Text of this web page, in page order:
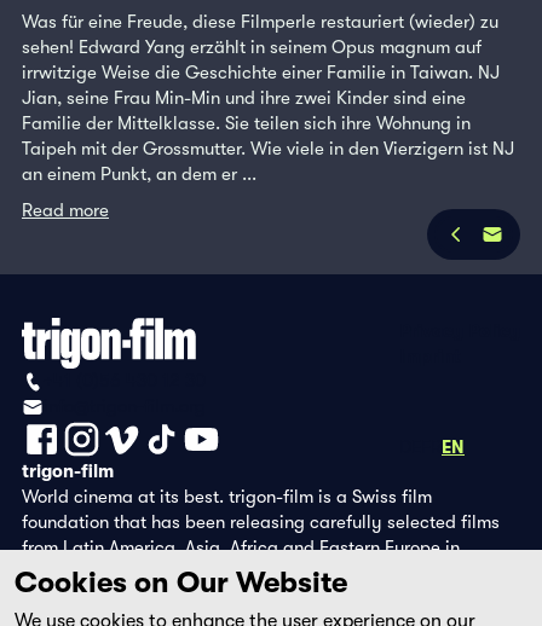
Was für eine Freude, diese Filmperle restauriert (wieder) zu
sehen! Edward Yang erzählt in seinem Opus magnum auf
irrwitzige Weise die Geschichte einer Familie in Taiwan. NJ
Jian, seine Frau Min-Min und ihre zwei Kinder sind eine
Familie der Mittelklasse. Sie teilen sich ihre Wohnung in
Taipeh mit der Grossmutter. Wie viele in den Vierzigern ist NJ
an einem Punkt, an dem er ...
Read more
EN
trigon-film
World cinema at its best. trigon-film is a Swiss film
foundation that has been releasing carefully selected films
from Latin America, Asia, Africa and Eastern Europe in
cinemas since 1988 and operates its own DVD edition and the
streaming platform filmingo.
Cookies on Our Website
We use cookies to enhance the user experience on our